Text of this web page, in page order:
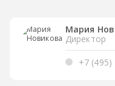
Мария
Директор
+7 (495)